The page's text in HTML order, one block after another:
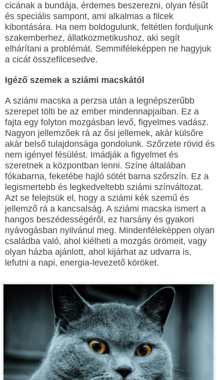
cicának a bundája, érdemes beszerezni, olyan fésűt
és speciális sampont, ami alkalmas a filcek
kibontására. Ha nem boldogulunk, feltétlen forduljunk
szakemberhez, állatkozmetikushoz, aki segít
elhárítani a problémát. Semmiféleképpen ne hagyjuk
a cicát összefilcesedve.
Igéző szemek a sziámi macskától
A sziámi macska a perzsa után a legnépszerűbb
szerepet tölti be az ember mindennapjaiban. Ez a
fajta egy folyton mozgásban levő, figyelmes vadász.
Nagyon jellemzőek rá az ősi jellemek, akár külsőre
akár belső tulajdonsága gondolunk. Szőrzete rövid és
nem igényel fésülést. Imádják a figyelmet és
szeretnek a központban lenni. Színe általában
fókabarna, feketébe hajló sötét barna szőrszín. Ez a
legismertebb és legkedveltebb sziámi színváltozat.
Azt se felejtsük el, hogy a sziámi kék szemű és
jellemző rá a kancsalság. A sziámi macska ismert a
hangos beszédességéről, ez harsány és gyakori
nyávogásban nyilvánul meg. Mindenféleképpen olyan
családba való, ahol kiélheti a mozgás örömeit, vagy
olyan házba ajánlott, ahol kijárhat az udvarra is,
lefutni a napi, energia-levezető köröket.